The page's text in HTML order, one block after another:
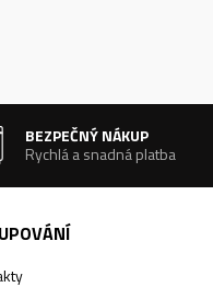
BEZPEČNÝ NÁKUP
Rychlá a snadná platba